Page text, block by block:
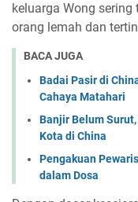
keluarga Wong
orang lemah dan
BACA JUGA
Badai Pasir di
Cahaya Matahari
Banjir Belum
Kota di China
Pengakuan
dalam Dosa